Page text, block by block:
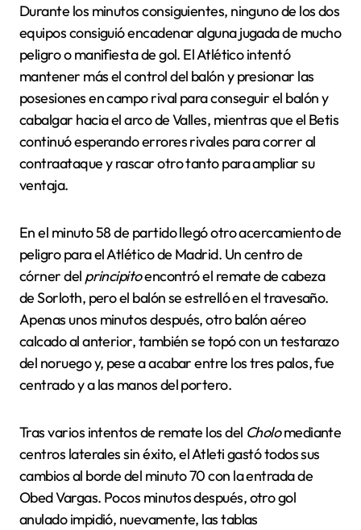
Durante los minutos consiguientes, ninguno de los dos
equipos consiguió encadenar alguna jugada de mucho
peligro o manifiesta de gol. El Atlético intentó
mantener más el control del balón y presionar las
posesiones en campo rival para conseguir el balón y
cabalgar hacia el arco de Valles, mientras que el Betis
continuó esperando errores rivales para correr al
contraataque y rascar otro tanto para ampliar su
ventaja.
En el minuto 58 de partido llegó otro acercamiento de
peligro para el Atlético de Madrid. Un centro de
córner del principitoencontró el remate de cabeza
de Sorloth, pero el balón se estrelló en el travesaño.
Apenas unos minutos después, otro balón aéreo
calcado al anterior, también se topó con un testarazo
del noruego y, pese a acabar entre los tres palos, fue
centrado y a las manos del portero.
Tras varios intentos de remate los del Cholomediante
centros laterales sin éxito, el Atleti gastó todos sus
cambios al borde del minuto 70 con la entrada de
Obed Vargas. Pocos minutos después, otro gol
anulado impidió, nuevamente, las tablas